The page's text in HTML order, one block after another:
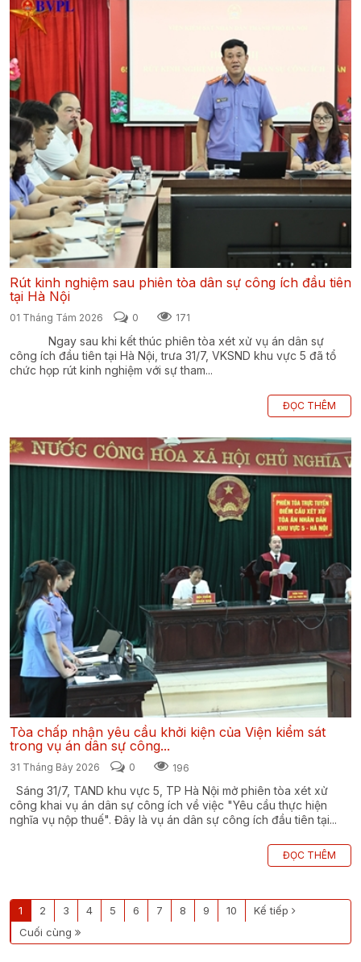
Rút kinh nghiệm sau phiên tòa dân sự công ích đầu tiên
tại Hà Nội
01 Tháng Tám 2026 0 171
Ngay sau khi kết thúc phiên tòa xét xử vụ án dân sự
công ích đầu tiên tại Hà Nội, trưa 31/7, VKSND khu vực 5 đã tổ
chức họp rút kinh nghiệm với sự tham...
ĐỌC THÊM
Tòa chấp nhận yêu cầu khởi kiện của Viện kiểm sát
trong vụ án dân sự công...
31 Tháng Bảy 2026 0 196
Sáng 31/7, TAND khu vực 5, TP Hà Nội mở phiên tòa xét xử
công khai vụ án dân sự công ích về việc "Yêu cầu thực hiện
nghĩa vụ nộp thuế". Đây là vụ án dân sự công ích đầu tiên tại...
ĐỌC THÊM
1 2 3 4 5 6 7 8 9 10
Kế tiếp
Cuối cùng